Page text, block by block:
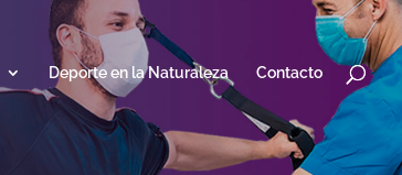
Deporte en la Naturaleza Contacto